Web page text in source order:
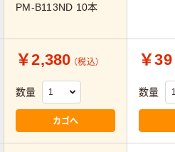
PM-B113ND 10本
￥2,380 （税込）
数量
カゴへ
￥39
数量